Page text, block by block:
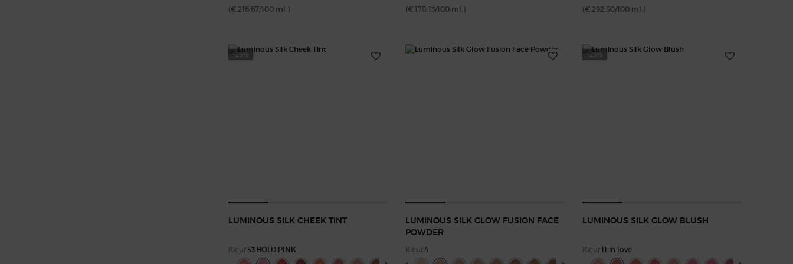
(€ 216,67/100 ml.) (€ 178,13/100 ml.) (€ 292,50/100 ml.)
-25%
LUMINOUS SILK CHEEK TINT
Kleur:53 BOLD PINK
for Luminous Silk Cheek Tint
LUMINOUS SILK GLOW FUSION FACE
POWDER
Kleur:4
for Luminous Silk Glow Fusion Face Powder
-25%
LUMINOUS SILK GLOW BLUSH
Kleur:11 in love
for Luminous Silk Glow Blush